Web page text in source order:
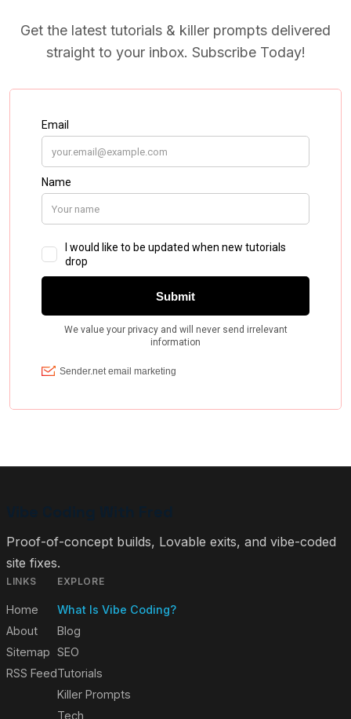
Get the latest tutorials & killer prompts delivered
straight to your inbox. Subscribe Today!
Proof-of-concept builds, Lovable exits, and vibe-coded
site fixes.
LINKS
Home
About
Sitemap
RSS Feed
EXPLORE
What Is Vibe Coding?
Blog
SEO
Tutorials
Killer Prompts
Tech